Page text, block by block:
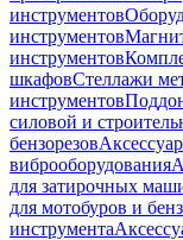
инструментов
инструментов
инструментов
шкафовСтеллажи
инструментов
силовой и
бензорезов
виброоборудования
для затирочных
для мотобуров и
инструмента